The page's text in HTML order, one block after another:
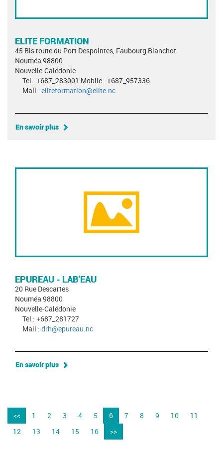
ELITE FORMATION
45 Bis route du Port Despointes, Faubourg Blanchot
Nouméa 98800
Nouvelle-Calédonie
Tel : +687_283001 Mobile : +687_957336
Mail : eliteformation@elite.nc
En savoir plus
EPUREAU - LAB'EAU
20 Rue Descartes
Nouméa 98800
Nouvelle-Calédonie
Tel : +687_281727
Mail : drh@epureau.nc
En savoir plus
<< 1 2 3 4 5 6 7 8 9 10
11
12
13 14 15 16 >>